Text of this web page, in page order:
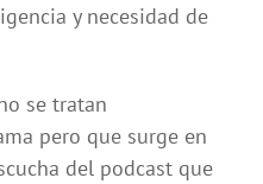
y necesidad de
se tratan
pero que surge en
del podcast que